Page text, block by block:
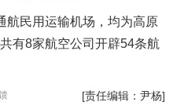
航民用运输机场，均为高原
有8家航空公司开辟54条航
[责任编辑：尹杨]